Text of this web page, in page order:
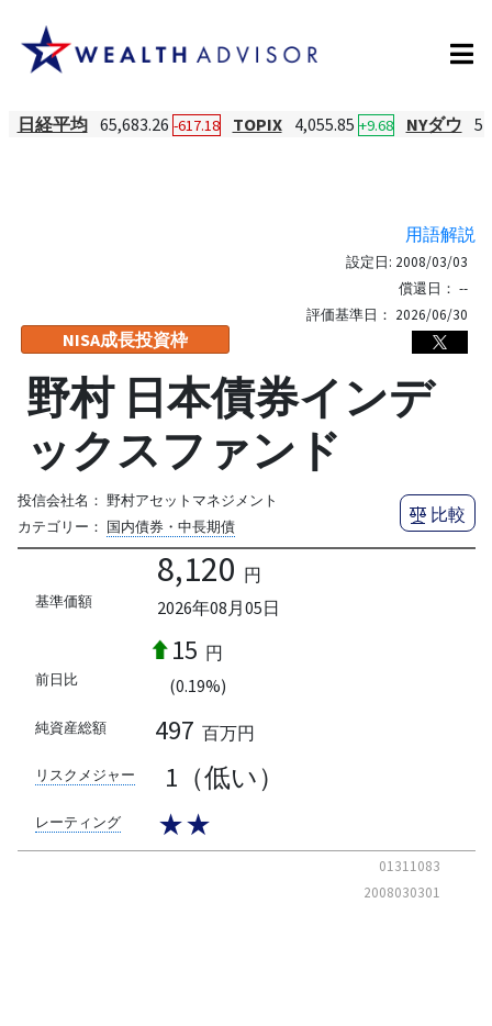
日経平均 65,683.26 -617.18 TOPIX 4,055.85 +9.68 NYダウ
用語解説
NISA成長投資枠
設定日: 2008/03/03
償還日： --
評価基準日： 2026/06/30
野村 日本債券インデ
ックスファンド
投信会社名： 野村アセットマネジメント
カテゴリー： 国内債券・中長期債
比較
基準価額
8,120 円
2026年08月05日
前日比
15 円
(0.19%)
純資産総額 497 百万円
リスクメジャー 1（低い）
レーティング ★★
01311083
2008030301